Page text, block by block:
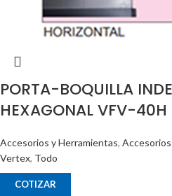
PORTA-BOQUILLA
HEXAGONAL VFV-40H
Accesorios y Herramientas,
Vertex, Todo
COTIZAR